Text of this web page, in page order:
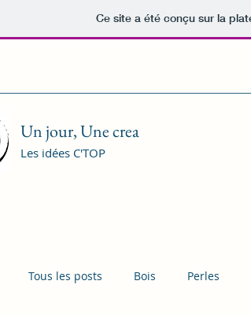
Ce site a été conçu sur la
Un jour, Une crea
Les idées C'TOP
Tous les posts Bois Perles